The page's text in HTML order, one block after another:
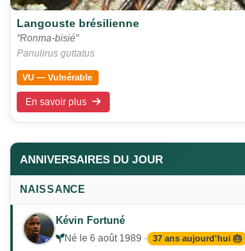
Langouste brésilienne
"Ronma-bisié"
Panulirus guttatus
VU — Vulnérable
En savoir plus
ANNIVERSAIRES DU JOUR
NAISSANCE
Kévin Fortuné
Né le 6 août 1989 · 37 ans aujourd'hui 🎂